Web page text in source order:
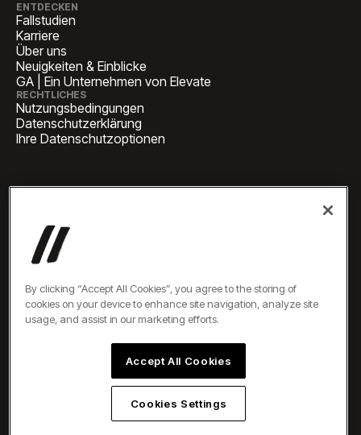
ENTDECKEN
Fallstudien
Karriere
Über uns
Neuigkeiten & Einblicke
GA | Ein Unternehmen von Elevate
RECHTLICHES
Nutzungsbedingungen
Datenschutzerklärung
Ihre Datenschutzoptionen
HAUPTSITZ
GESCHÄFTLICHE ANFRAGEN
newbiz@oneelevate.com
PRESSE
Alle Rechte vorbehalten
©2026
By clicking “Accept All Cookies”, you agree to the storing of
cookies on your device to enhance site navigation, analyze site
usage, and assist in our marketing efforts.
Accept All Cookies
Cookies Settings